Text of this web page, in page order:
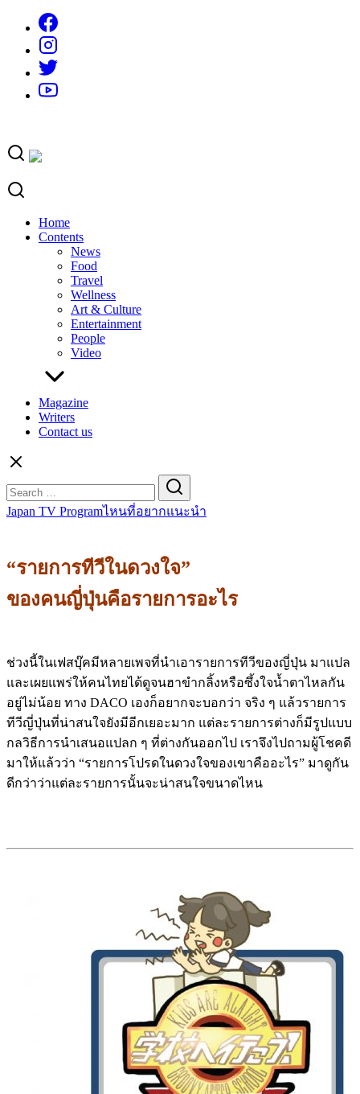
content
Home
Contents
News
Food
Travel
Wellness
Art & Culture
Entertainment
People
Video
Magazine
Writers
Contact us
for:
Japan TV Programไหนที่อยากแนะนำ
“รายการทีวีในดวงใจ”
ของคนญี่ปุ่นคือรายการอะไร
ช่วงนี้ในเฟสบุ๊คมีหลายเพจที่นำเอารายการทีวีของญี่ปุ่น มาแปล
และเผยแพร่ให้คนไทยได้ดูจนฮาขำกลิ้งหรือซึ้งใจน้ำตาไหลกัน
อยู่ไม่น้อย ทาง DACO เองก็อยากจะบอกว่า จริง ๆ แล้วรายการ
ทีวีญี่ปุ่นที่น่าสนใจยังมีอีกเยอะมาก แต่ละรายการต่างก็มีรูปแบบ
กลวิธีการนำเสนอแปลก ๆ ที่ต่างกันออกไป เราจึงไปถามผู้โชคดี
มาให้แล้วว่า “รายการโปรดในดวงใจของเขาคืออะไร” มาดูกัน
ดีกว่าว่าแต่ละรายการนั้นจะน่าสนใจขนาดไหน